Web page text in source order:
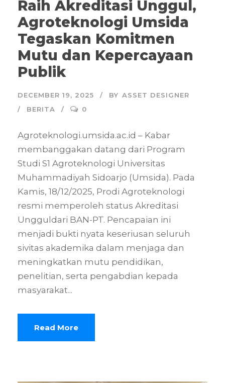
Raih Akreditasi Unggul,
Agroteknologi Umsida
Tegaskan Komitmen
Mutu dan Kepercayaan
Publik
DECEMBER 19, 2025 BY ASSET DESIGNER
BERITA
0
Agroteknologi.umsida.ac.id – Kabar
membanggakan datang dari Program
Studi S1 Agroteknologi Universitas
Muhammadiyah Sidoarjo (Umsida). Pada
Kamis, 18/12/2025, Prodi Agroteknologi
resmi memperoleh status Akreditasi
Ungguldari BAN-PT. Pencapaian ini
menjadi bukti nyata keseriusan seluruh
sivitas akademika dalam menjaga dan
meningkatkan mutu pendidikan,
penelitian, serta pengabdian kepada
masyarakat...
Read More